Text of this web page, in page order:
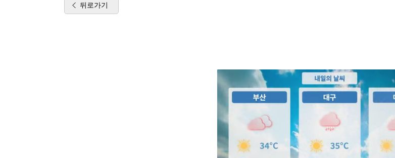
뒤로가기